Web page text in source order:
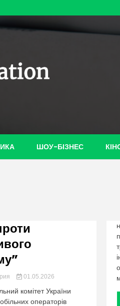
ШОУ-БІЗНЕС
01.05.2026
комітет України
операторів